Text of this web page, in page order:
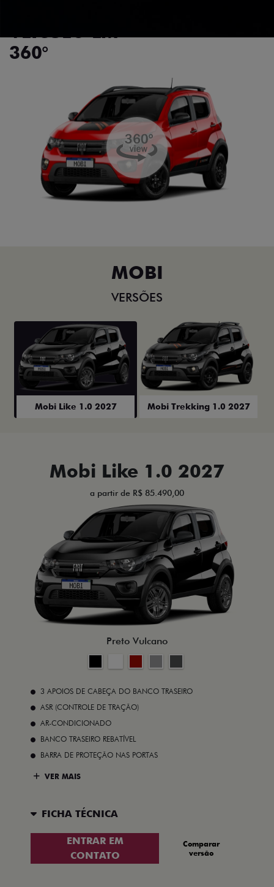
VEÍCULO EM
360°
MOBI
VERSÕES
Mobi Like 1.0 2027 Mobi Trekking 1.0 2027
Mobi Like 1.0 2027
a partir de R$ 85.490,00
Preto Vulcano
3 APOIOS DE CABEÇA DO BANCO TRASEIRO
ASR (CONTROLE DE TRAÇÃO)
AR-CONDICIONADO
BANCO TRASEIRO REBATÍVEL
BARRA DE PROTEÇÃO NAS PORTAS
VER MAIS
FICHA TÉCNICA
ENTRAR EM
CONTATO
Comparar
versão